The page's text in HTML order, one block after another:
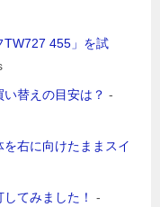
TW727 455」を試
替えの目安は？ -
右に向けたままスイ
てみました！
-